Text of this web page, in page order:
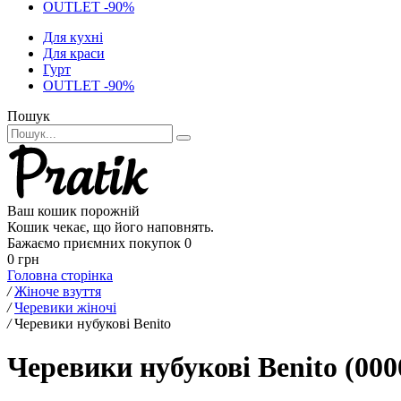
OUTLET -90%
Для кухні
Для краси
Гурт
OUTLET -90%
Пошук
Ваш кошик порожній
Кошик чекає, що його наповнять.
Бажаємо приємних покупок 0
0 грн
Головна сторінка
/ Жіноче взуття
/ Черевики жіночі
/ Черевики нубукові Benito
Черевики нубукові Benito